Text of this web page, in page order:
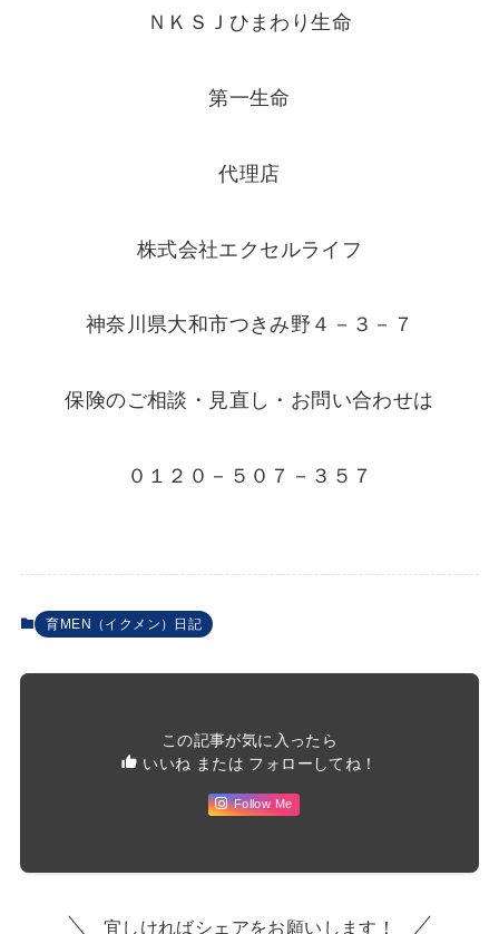
ＮＫＳＪひまわり生命
第一生命
代理店
株式会社エクセルライフ
神奈川県大和市つきみ野４－３－７
保険のご相談・見直し・お問い合わせは
０１２０－５０７－３５７
育MEN（イクメン）日記
この記事が気に入ったら
いいね または フォローしてね！
Follow Me
宜しければシェアをお願いします！